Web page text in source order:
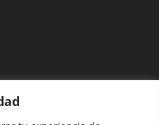
de Viajes | 2017 - 2026 ©